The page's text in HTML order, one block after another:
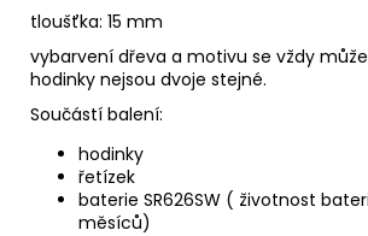
tloušťka: 15 mm
vybarvení dřeva a motivu se vždy
hodinky nejsou dvoje stejné.
Součástí balení:
hodinky
řetízek
baterie SR626SW ( životnost
měsíců)
Kč